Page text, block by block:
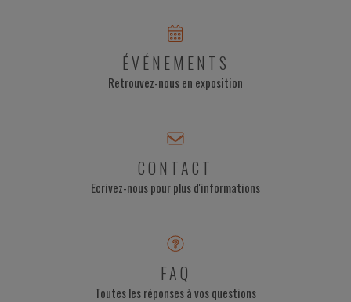
ÉVÉNEMENTS
Retrouvez-nous en exposition
CONTACT
Ecrivez-nous pour plus d'informations
FAQ
Toutes les réponses à vos questions